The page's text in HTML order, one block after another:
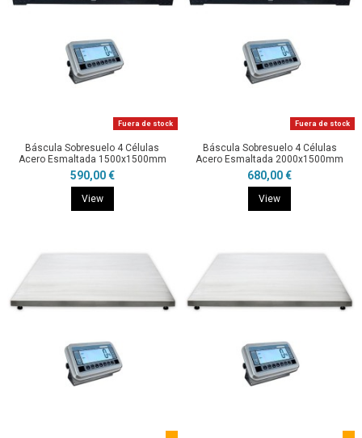
Fuera de stock
Báscula Sobresuelo 4 Células
Acero Esmaltada 1500x1500mm
590,00 €
View
Fuera de stock
Báscula Sobresuelo 4 Células
Acero Esmaltada 2000x1500mm
680,00 €
View